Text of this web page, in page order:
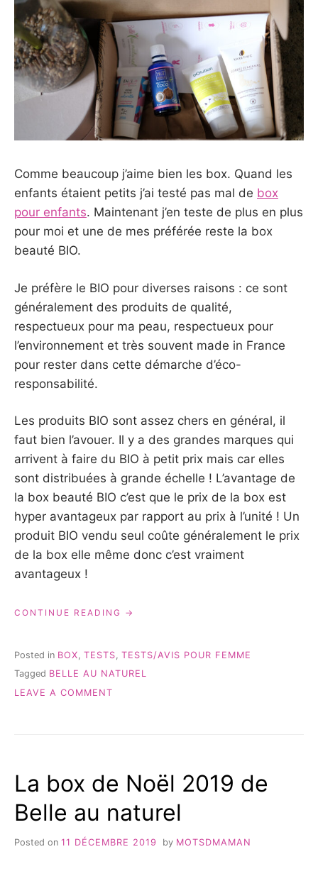
Comme beaucoup j’aime bien les box. Quand les
enfants étaient petits j’ai testé pas mal de box
pour enfants. Maintenant j’en teste de plus en plus
pour moi et une de mes préférée reste la box
beauté BIO.
Je préfère le BIO pour diverses raisons : ce sont
généralement des produits de qualité,
respectueux pour ma peau, respectueux pour
l’environnement et très souvent made in France
pour rester dans cette démarche d’éco-
responsabilité.
Les produits BIO sont assez chers en général, il
faut bien l’avouer. Il y a des grandes marques qui
arrivent à faire du BIO à petit prix mais car elles
sont distribuées à grande échelle ! L’avantage de
la box beauté BIO c’est que le prix de la box est
hyper avantageux par rapport au prix à l’unité ! Un
produit BIO vendu seul coûte généralement le prix
de la box elle même donc c’est vraiment
avantageux !
CONTINUE READING « MA
BIO
Posted in BOX TESTS TESTS/AVIS POUR FEMME
Tagged BELLE AU NATUREL
LEAVE A COMMENT
La box de Noël 2019 de
Belle au naturel
Posted on 11 DÉCEMBRE 2019 by MOTSDMAMAN